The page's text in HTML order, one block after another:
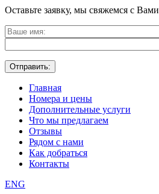
Оставьте заявку, мы свяжемся с Вами
Главная
Номера и цены
Дополнительные услуги
Что мы предлагаем
Отзывы
Рядом с нами
Как добраться
Контакты
ENG